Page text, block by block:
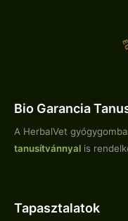
Bio Garancia
A HerbalVet
tanusítvánnyal is
Tapasztalatok